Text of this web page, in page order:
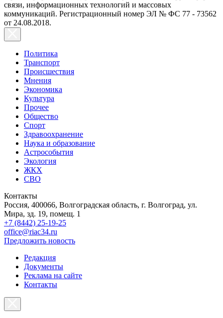
связи, информационных технологий и массовых
коммуникаций. Регистрационный номер ЭЛ № ФС 77 - 73562
от 24.08.2018.
Политика
Транспорт
Происшествия
Мнения
Экономика
Культура
Прочее
Общество
Спорт
Здравоохранение
Наука и образование
Астрособытия
Экология
ЖКХ
СВО
Контакты
Россия, 400066, Волгоградская область, г. Волгоград, ул.
Мира, зд. 19, помещ. 1
+7 (8442) 25-19-25
office@riac34.ru
Предложить новость
Редакция
Документы
Реклама на сайте
Контакты